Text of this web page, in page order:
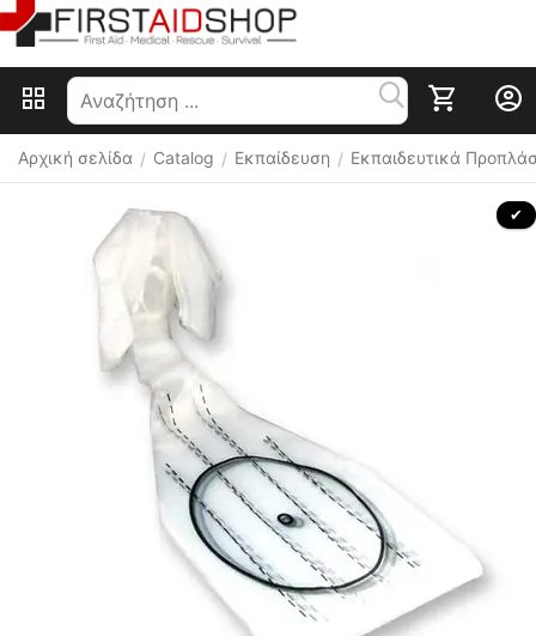
Αρχική σελίδα / Catalog / Εκπαίδευση / Εκπαιδευτικά
✔